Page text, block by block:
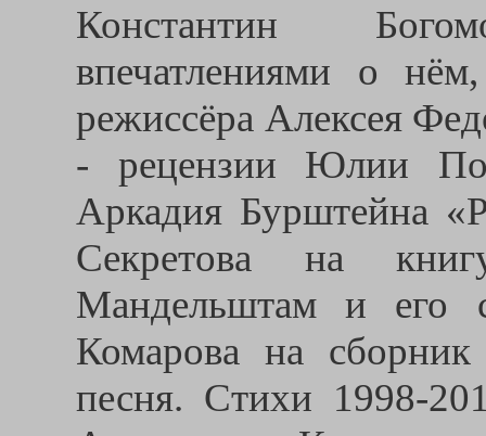
Константин
впечатлениями о
режиссёра Алексея
- рецензии Юлии
Аркадия Бурштейна
Секретова на
Мандельштам и его
Комарова на
песня. Стихи 1998-